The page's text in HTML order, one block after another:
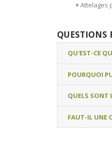
QUESTIONS
QU'EST-CE
POURQUOI
QUELS SONT
FAUT-IL UNE